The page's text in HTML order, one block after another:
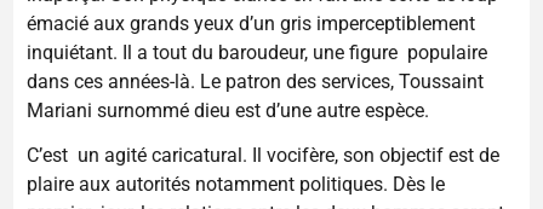
émacié aux grands yeux d’un gris imperceptiblement
inquiétant. Il a tout du baroudeur, une figure populaire
dans ces années-là. Le patron des services, Toussaint
Mariani surnommé dieu est d’une autre espèce.
C’est un agité caricatural. Il vocifère, son objectif est de
plaire aux autorités notamment politiques. Dès le